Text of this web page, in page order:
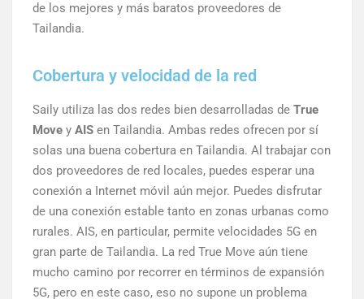
de los mejores y más baratos proveedores de
Tailandia.
Cobertura y velocidad de la red
Saily utiliza las dos redes bien desarrolladas de True
Move y AIS en Tailandia. Ambas redes ofrecen por sí
solas una buena cobertura en Tailandia. Al trabajar con
dos proveedores de red locales, puedes esperar una
conexión a Internet móvil aún mejor. Puedes disfrutar
de una conexión estable tanto en zonas urbanas como
rurales. AIS, en particular, permite velocidades 5G en
gran parte de Tailandia. La red True Move aún tiene
mucho camino por recorrer en términos de expansión
5G, pero en este caso, eso no supone un problema